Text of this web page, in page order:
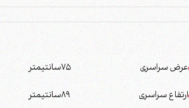
عرض سراسری 75سانتیمتر
ارتفاع سراسری 89سانتیمتر